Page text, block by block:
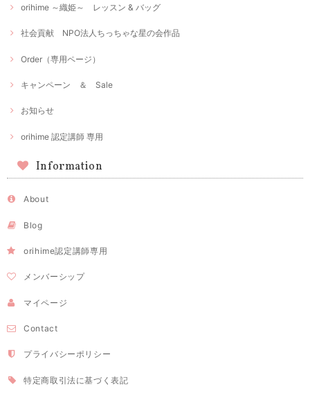
orihime ～織姫～ レッスン & バッグ
社会貢献 NPO法人ちっちゃな星の会作品
Order（専用ページ）
キャンペーン ＆ Sale
お知らせ
orihime 認定講師 専用
Information
About
Blog
orihime認定講師専用
メンバーシップ
マイページ
Contact
プライバシーポリシー
特定商取引法に基づく表記